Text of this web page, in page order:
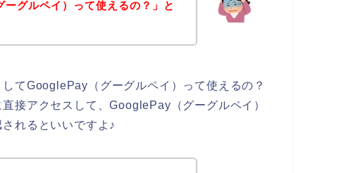
グルペイ）って使えるの？」と
てGooglePay（グーグルペイ）って使えるの？
接アクセスして、GooglePay（グーグルペイ）
れるといいですよ♪